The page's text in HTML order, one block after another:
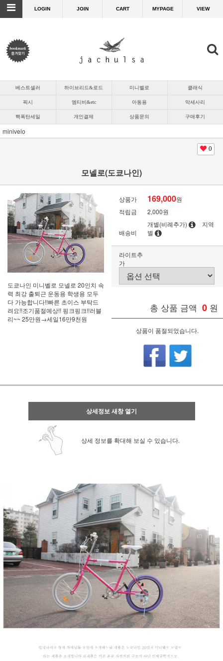
LOGIN JOIN CART MYPAGE VIEW
베스트셀러 하이브리드&로드 미니벨로 클래식
픽시 엠티비&etc 아동용 악세사리
핵폭탄세일 개인결제 상품문의 구매후기
minivelo
0
모넬로(도쿄나인)
도쿄나인 미니벨로 모넬로 20인치 속
력 최강 출퇴근 운동용 학생용 모두
다 가능합니다!!빠른 초이스 부탁드
려요!!조기품절예상!! 핑크핑크!!러블
리~~ 25만원→세일16만9천원
상품가 169,000원
적립금
2,000원
배송비
개별(비례추가)
지역
별
라이트추
가
총 상품 금액 0 원
상품이 품절되었습니다.
상세정보 새창 열기
상세 정보를 확대해 보실 수 있습니다.